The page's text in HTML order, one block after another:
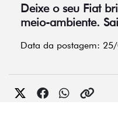
Deixe o seu Fiat
meio-ambiente.
Data da postagem: